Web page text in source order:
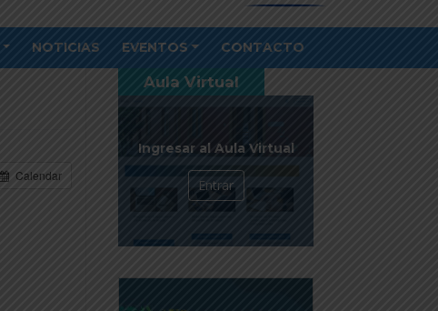
NOTICIAS EVENTOS CONTACTO
Calendar
Aula Virtual
Ingresar al Aula Virtual
Entrar